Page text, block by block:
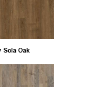
Sola Oak